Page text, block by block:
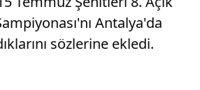
Antalya'da
sözlerine ekledi.